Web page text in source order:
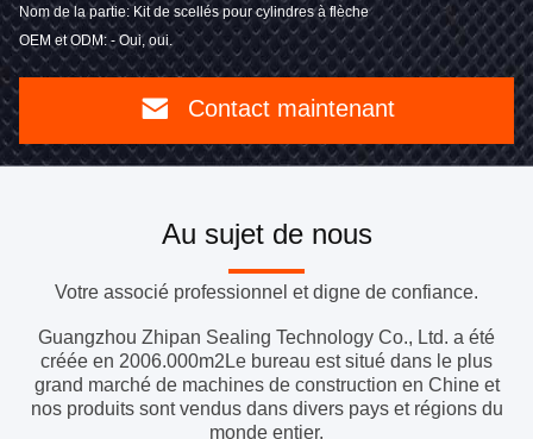
Nom de la partie: Kit de scellés pour cylindres à flèche
OEM et ODM: - Oui, oui.
Contact maintenant
Au sujet de nous
Votre associé professionnel et digne de confiance.
Guangzhou Zhipan Sealing Technology Co., Ltd. a été
créée en 2006.000m2Le bureau est situé dans le plus
grand marché de machines de construction en Chine et
nos produits sont vendus dans divers pays et régions du
monde entier.